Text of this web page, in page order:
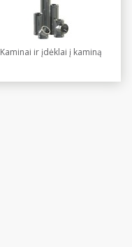
Kaminai ir įdėklai į kaminą